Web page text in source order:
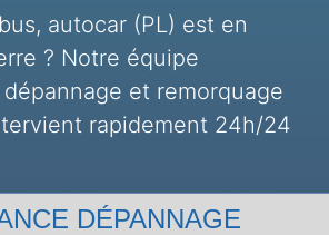
autocar (PL) est en
? Notre équipe
et remorquage
rapidement 24h/24
DÉPANNAGE